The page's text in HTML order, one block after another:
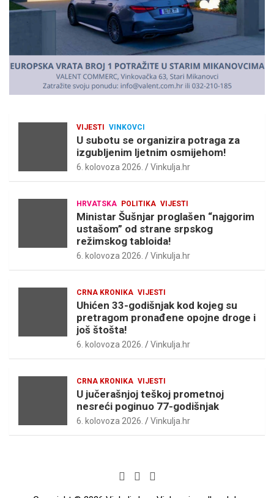
e
:
VIJESTI VINKOVCI
U subotu se organizira potraga za
izgubljenim ljetnim osmijehom!
6. kolovoza 2026. Vinkulja.hr
HRVATSKA POLITIKA VIJESTI
Ministar Šušnjar proglašen “najgorim
ustašom” od strane srpskog
režimskog tabloida!
6. kolovoza 2026. Vinkulja.hr
CRNA KRONIKA VIJESTI
Uhićen 33-godišnjak kod kojeg su
pretragom pronađene opojne droge i
još štošta!
6. kolovoza 2026. Vinkulja.hr
CRNA KRONIKA VIJESTI
U jučerašnjoj teškoj prometnoj
nesreći poginuo 77-godišnjak
6. kolovoza 2026. Vinkulja.hr